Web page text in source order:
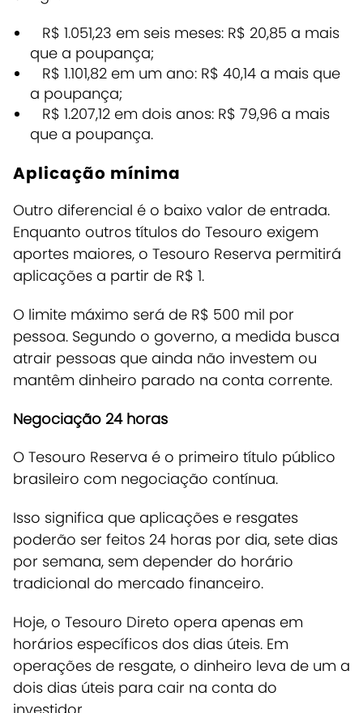
R$ 1.051,23 em seis meses: R$ 20,85 a mais
que a poupança;
R$ 1.101,82 em um ano: R$ 40,14 a mais que
a poupança;
R$ 1.207,12 em dois anos: R$ 79,96 a mais
que a poupança.
Aplicação mínima
Outro diferencial é o baixo valor de entrada.
Enquanto outros títulos do Tesouro exigem
aportes maiores, o Tesouro Reserva permitirá
aplicações a partir de R$ 1.
O limite máximo será de R$ 500 mil por
pessoa. Segundo o governo, a medida busca
atrair pessoas que ainda não investem ou
mantêm dinheiro parado na conta corrente.
Negociação 24 horas
O Tesouro Reserva é o primeiro título público
brasileiro com negociação contínua.
Isso significa que aplicações e resgates
poderão ser feitos 24 horas por dia, sete dias
por semana, sem depender do horário
tradicional do mercado financeiro.
Hoje, o Tesouro Direto opera apenas em
horários específicos dos dias úteis. Em
operações de resgate, o dinheiro leva de um a
dois dias úteis para cair na conta do